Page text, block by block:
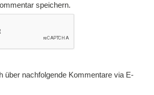
speichern.
über nachfolgende Kommentare via E-